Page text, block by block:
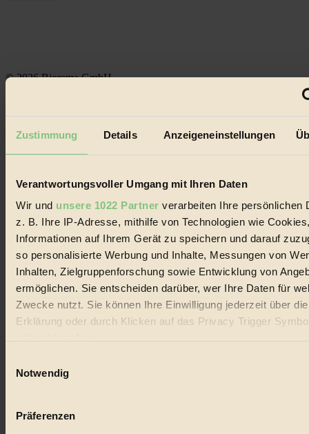
Zustimmung Details Anzeigeneinstellungen
Verantwortungsvoller Umgang mit Ihren Daten
Wir und unsere 1022 Partner verarbeiten Ihre persönlichen
z. B. Ihre IP-Adresse, mithilfe von Technologien wie
Informationen auf Ihrem Gerät zu speichern und darauf
so personalisierte Werbung und Inhalte, Messungen von
Inhalten, Zielgruppenforschung sowie Entwicklung von
ermöglichen. Sie entscheiden darüber, wer Ihre Daten für
Zwecke nutzt. Sie können Ihre Einwilligung jederzeit über
Erklärung oder durch Klicken auf das Privacy Trigger
Wenn Sie es erlauben, würden wir auch gerne:
Ihr Gerät durch aktives Scannen nach bestimmten
Notwendig
Präferenzen
© 2026 Biorama GmbH
Datenschutz
Handels mit Bioprodukten, des Fair-Trade sowie der Branche
alternativer Energien.
Social Media
22.601 Fans auf Facebook
Folge uns auf Instagram
Themen
Bio
#
Vegan